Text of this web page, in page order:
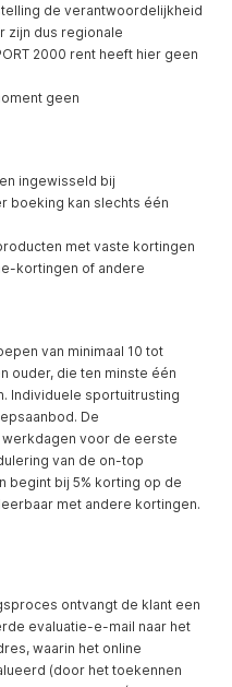
de verantwoordelijkheid
zijn dus regionale
2000 rent heeft hier geen
geen
ingewisseld bij
boeking kan slechts één
met vaste kortingen
kortingen of andere
van minimaal 10 tot
ouder, die ten minste één
Individuele sportuitrusting
De
voor de eerste
van de on-top
begint bij 5% korting op de
met andere kortingen.
ontvangt de klant een
evaluatie-e-mail naar het
waarin het online
(door het toekennen